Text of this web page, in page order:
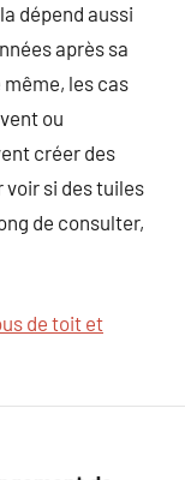
dépend aussi
après sa
même, les cas
ou
créer des
si des tuiles
de consulter,
de toit et